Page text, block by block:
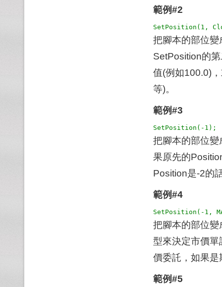
範例#2
把腳本的部位
SetPosition的
值(例如100.0)
等)。
範例#3
把腳本的部位
果原先的
Position是-2的
範例#4
把腳本的部位
型來決定市價
價委託，如果
範例#5